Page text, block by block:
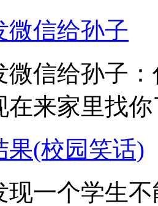
微信给孙子
微信给孙子
在来家里找
果(校园笑话)
现一个学生